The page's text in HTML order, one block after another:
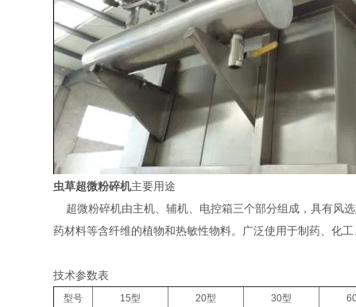
虫草超微粉碎机主要用途
超微粉碎机由主机、辅机、电控箱三个部分组成，具有风
药材料等含纤维的植物和热敏性物料。
广泛使用于制药、化
技术参数表
型号 15型 20型 30型